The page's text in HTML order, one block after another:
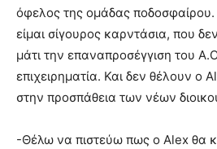
όφελος της ομάδας
είμαι σίγουρος καρντάσια, που
μάτι την επαναπροσέγγιση του
επιχειρηματία. Και δεν θέλουν ο
στην προσπάθεια των νέων
-Θέλω να πιστεύω πως ο Alex θα